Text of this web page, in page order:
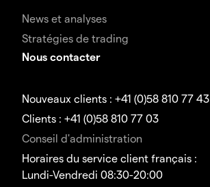
News et analyses
Stratégies de trading
Nous contacter
Nouveaux clients : +41 (0)58 810 77 43
Clients : +41 (0)58 810 77 03
Conseil d'administration
Horaires du service client français :
Lundi-Vendredi 08:30-20:00